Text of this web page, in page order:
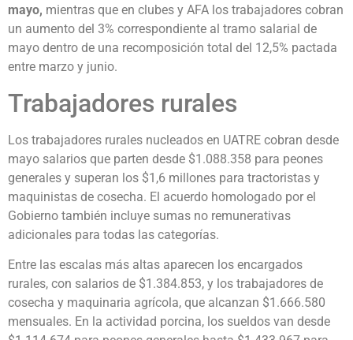
mayo, mientras que en clubes y AFA los trabajadores cobran
un aumento del 3% correspondiente al tramo salarial de
mayo dentro de una recomposición total del 12,5% pactada
entre marzo y junio.
Trabajadores rurales
Los trabajadores rurales nucleados en UATRE cobran desde
mayo salarios que parten desde $1.088.358 para peones
generales y superan los $1,6 millones para tractoristas y
maquinistas de cosecha. El acuerdo homologado por el
Gobierno también incluye sumas no remunerativas
adicionales para todas las categorías.
Entre las escalas más altas aparecen los encargados
rurales, con salarios de $1.384.853, y los trabajadores de
cosecha y maquinaria agrícola, que alcanzan $1.666.580
mensuales. En la actividad porcina, los sueldos van desde